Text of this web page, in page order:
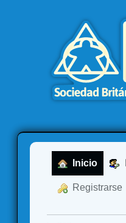
Inicio
Registrarse